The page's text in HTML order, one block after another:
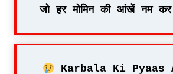
जो हर मोमिन की आंखें नम कर
Karbala Ki Pyaas